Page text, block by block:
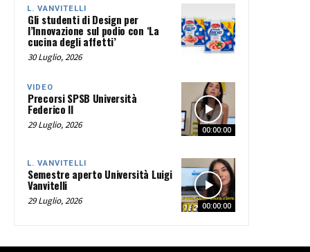
L. VANVITELLI
Gli studenti di Design per
l’Innovazione sul podio con ‘La
cucina degli affetti’
30 Luglio, 2026
00:00:00
VIDEO
Precorsi SPSB Università
Federico II
29 Luglio, 2026
00:00:00
L. VANVITELLI
Semestre aperto Università Luigi
Vanvitelli
29 Luglio, 2026